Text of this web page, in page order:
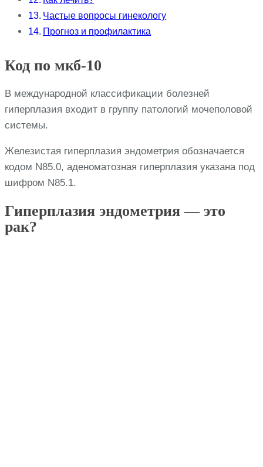
Частые вопросы гинекологу
Прогноз и профилактика
Код по мкб-10
В международной классификации болезней
гиперплазия входит в группу патологий мочеполовой
системы.
Железистая гиперплазия эндометрия обозначается
кодом N85.0, аденоматозная гиперплазия указана под
шифром N85.1.
Гиперплазия эндометрия — это
рак?